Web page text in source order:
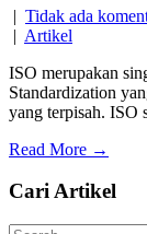
| Tidak ada
| Artikel
ISO merupakan
Standardization
yang terpisah.
Read More →
Cari Artikel